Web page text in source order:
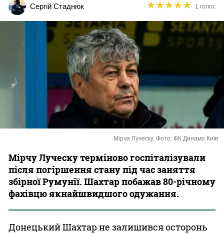
2 ліга
Різне
Букмекери
Казино
Сергій Стаднюк ★★★★★
★★★★★ 1 голос
Мірча Луческу. Фото: ФК Динамо Київ
Мірчу Луческу терміново госпіталізували
після погіршення стану під час заняття
збірної Румунії. Шахтар побажав 80-річному
фахівцю якнайшвидшого одужання.
Донецький Шахтар не залишився осторонь